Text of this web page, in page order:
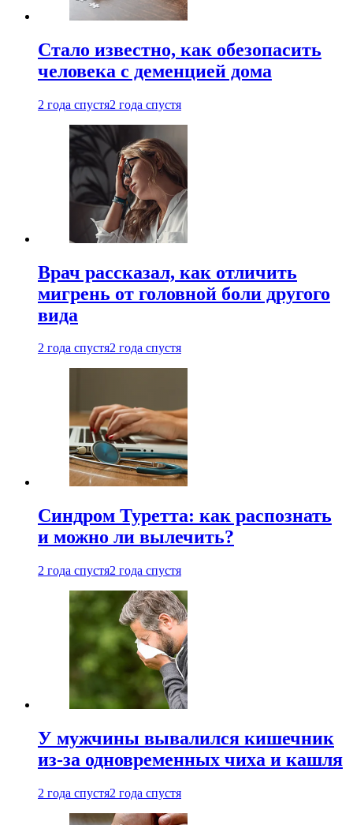
Стало известно, как обезопасить
человека с деменцией дома
2 года спустя2 года спустя
Врач рассказал, как отличить
мигрень от головной боли другого
вида
2 года спустя2 года спустя
Синдром Туретта: как распознать
и можно ли вылечить?
2 года спустя2 года спустя
У мужчины вывалился кишечник
из-за одновременных чиха и кашля
2 года спустя2 года спустя